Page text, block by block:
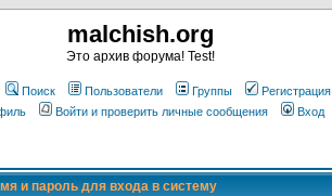
malchish.org
Это архив форума! Test!
Поиск Пользователи Группы
Регистрация
Войти и проверить личные сообщения Вход
и пароль для входа в систему